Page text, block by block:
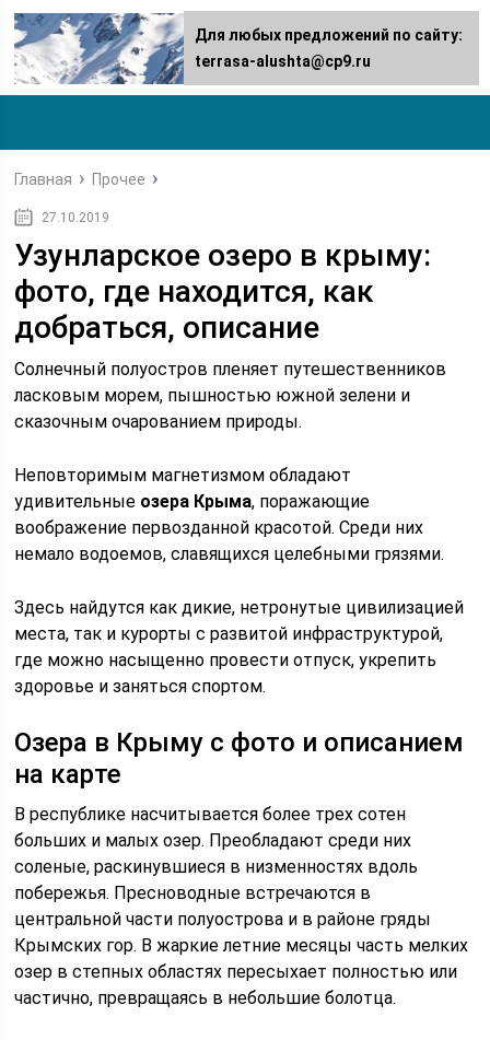
Главная Прочее
27.10.2019
Узунларское озеро в крыму:
фото, где находится, как
добраться, описание
Солнечный полуостров пленяет путешественников
ласковым морем, пышностью южной зелени и
сказочным очарованием природы.
Неповторимым магнетизмом обладают
удивительные озера Крыма, поражающие
воображение первозданной красотой. Среди них
немало водоемов, славящихся целебными грязями.
Здесь найдутся как дикие, нетронутые цивилизацией
места, так и курорты с развитой инфраструктурой,
где можно насыщенно провести отпуск, укрепить
здоровье и заняться спортом.
Озера в Крыму с фото и описанием
на карте
В республике насчитывается более трех сотен
больших и малых озер. Преобладают среди них
соленые, раскинувшиеся в низменностях вдоль
побережья. Пресноводные встречаются в
центральной части полуострова и в районе гряды
Крымских гор. В жаркие летние месяцы часть мелких
озер в степных областях пересыхает полностью или
частично, превращаясь в небольшие болотца.
Для любых предложений по сайту:
terrasa-alushta@cp9.ru